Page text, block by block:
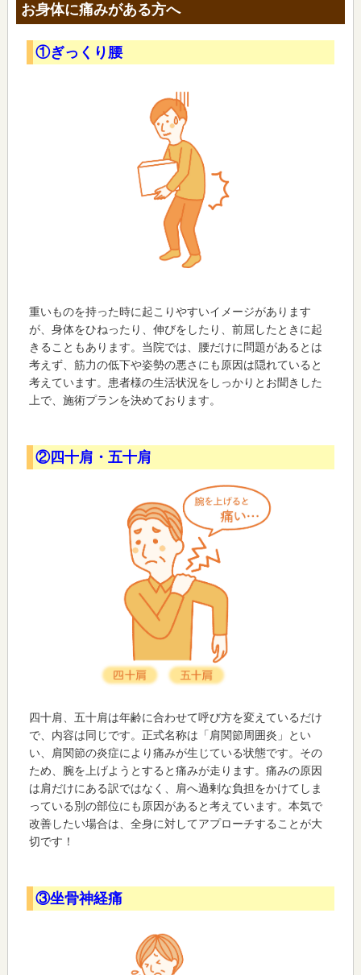
お身体に痛みがある方へ
①ぎっくり腰
重いものを持った時に起こりやすいイメージがあります
が、身体をひねったり、伸びをしたり、前屈したときに起
きることもあります。当院では、腰だけに問題があるとは
考えず、筋力の低下や姿勢の悪さにも原因は隠れていると
考えています。患者様の生活状況をしっかりとお聞きした
上で、施術プランを決めております。
②四十肩・五十肩
四十肩、五十肩は年齢に合わせて呼び方を変えているだけ
で、内容は同じです。正式名称は「肩関節周囲炎」とい
い、肩関節の炎症により痛みが生じている状態です。その
ため、腕を上げようとすると痛みが走ります。痛みの原因
は肩だけにある訳ではなく、肩へ過剰な負担をかけてしま
っている別の部位にも原因があると考えています。本気で
改善したい場合は、全身に対してアプローチすることが大
切です！
③坐骨神経痛